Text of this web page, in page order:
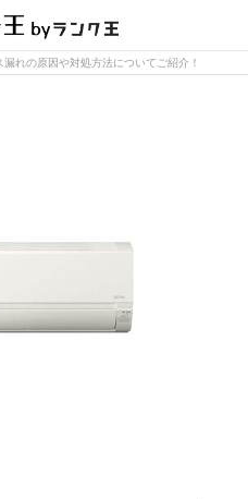
れの原因や対処方法についてご紹介！